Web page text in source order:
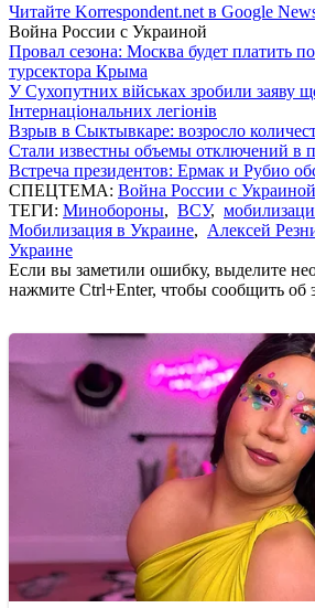
Читайте Korrespondent.net в Google
Война России с Украиной
Провал сезона: Москва будет платить
турсектора Крыма
У Сухопутних військах зробили заяву
Інтернаціональних легіонів
Взрыв в Сыктывкаре: возросло
Стали известны объемы отключений в
Встреча президентов: Ермак и Рубио
СПЕЦТЕМА: Война России с Украиной
ТЕГИ: Минобороны, ВСУ,
Мобилизация в Украине, Алексей
Украине
Если вы заметили ошибку, выделите
нажмите Ctrl+Enter, чтобы сообщить об